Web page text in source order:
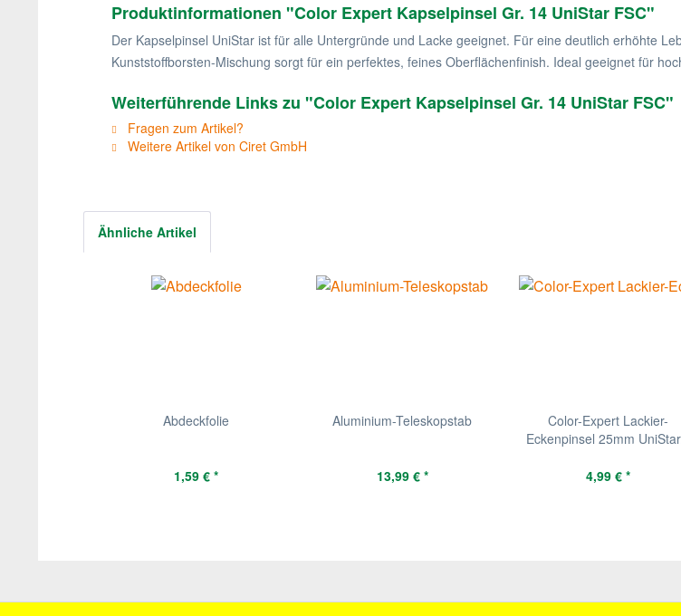
Produktinformationen "Color Expert Kapselpinsel Gr. 14 UniStar FSC"
Der Kapselpinsel UniStar ist für alle Untergründe und Lacke geeignet. Für eine deutlich erhöhte
Kunststoffborsten-Mischung sorgt für ein perfektes, feines Oberflächenfinish. Ideal geeignet für
Weiterführende Links zu "Color Expert Kapselpinsel Gr. 14 UniStar FSC"
Fragen zum Artikel?
Weitere Artikel von Ciret GmbH
Ähnliche Artikel
Abdeckfolie
1,59 € *
Aluminium-Teleskopstab
13,99 € *
Color-Expert Lackier-
Eckenpinsel 25mm
4,99 € *